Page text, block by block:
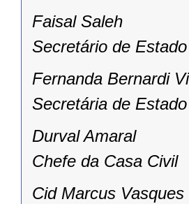
Faisal Saleh
Secretário de
Fernanda Bernardi
Secretária de
Durval Amaral
Chefe da Casa Civil
Cid Marcus Vasques